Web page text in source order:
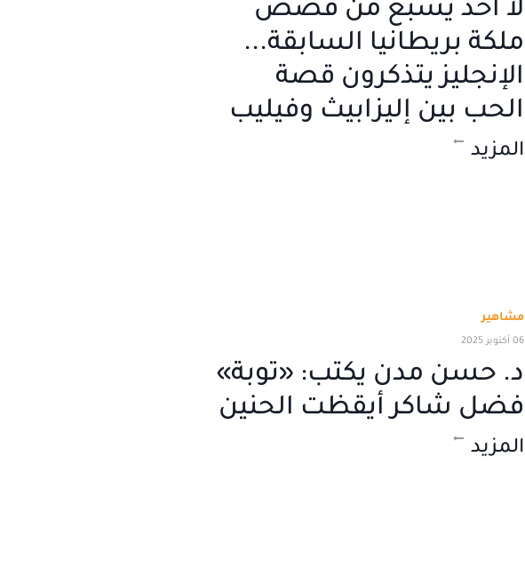
لا أحد يشبع من قصص
ملكة بريطانيا السابقة...
الإنجليز يتذكرون قصة
الحب بين إليزابيث وفيليب
المزيد
مشاهير
06 أكتوبر 2025
د. حسن مدن يكتب: «توبة»
فضل شاكر أيقظت الحنين
المزيد